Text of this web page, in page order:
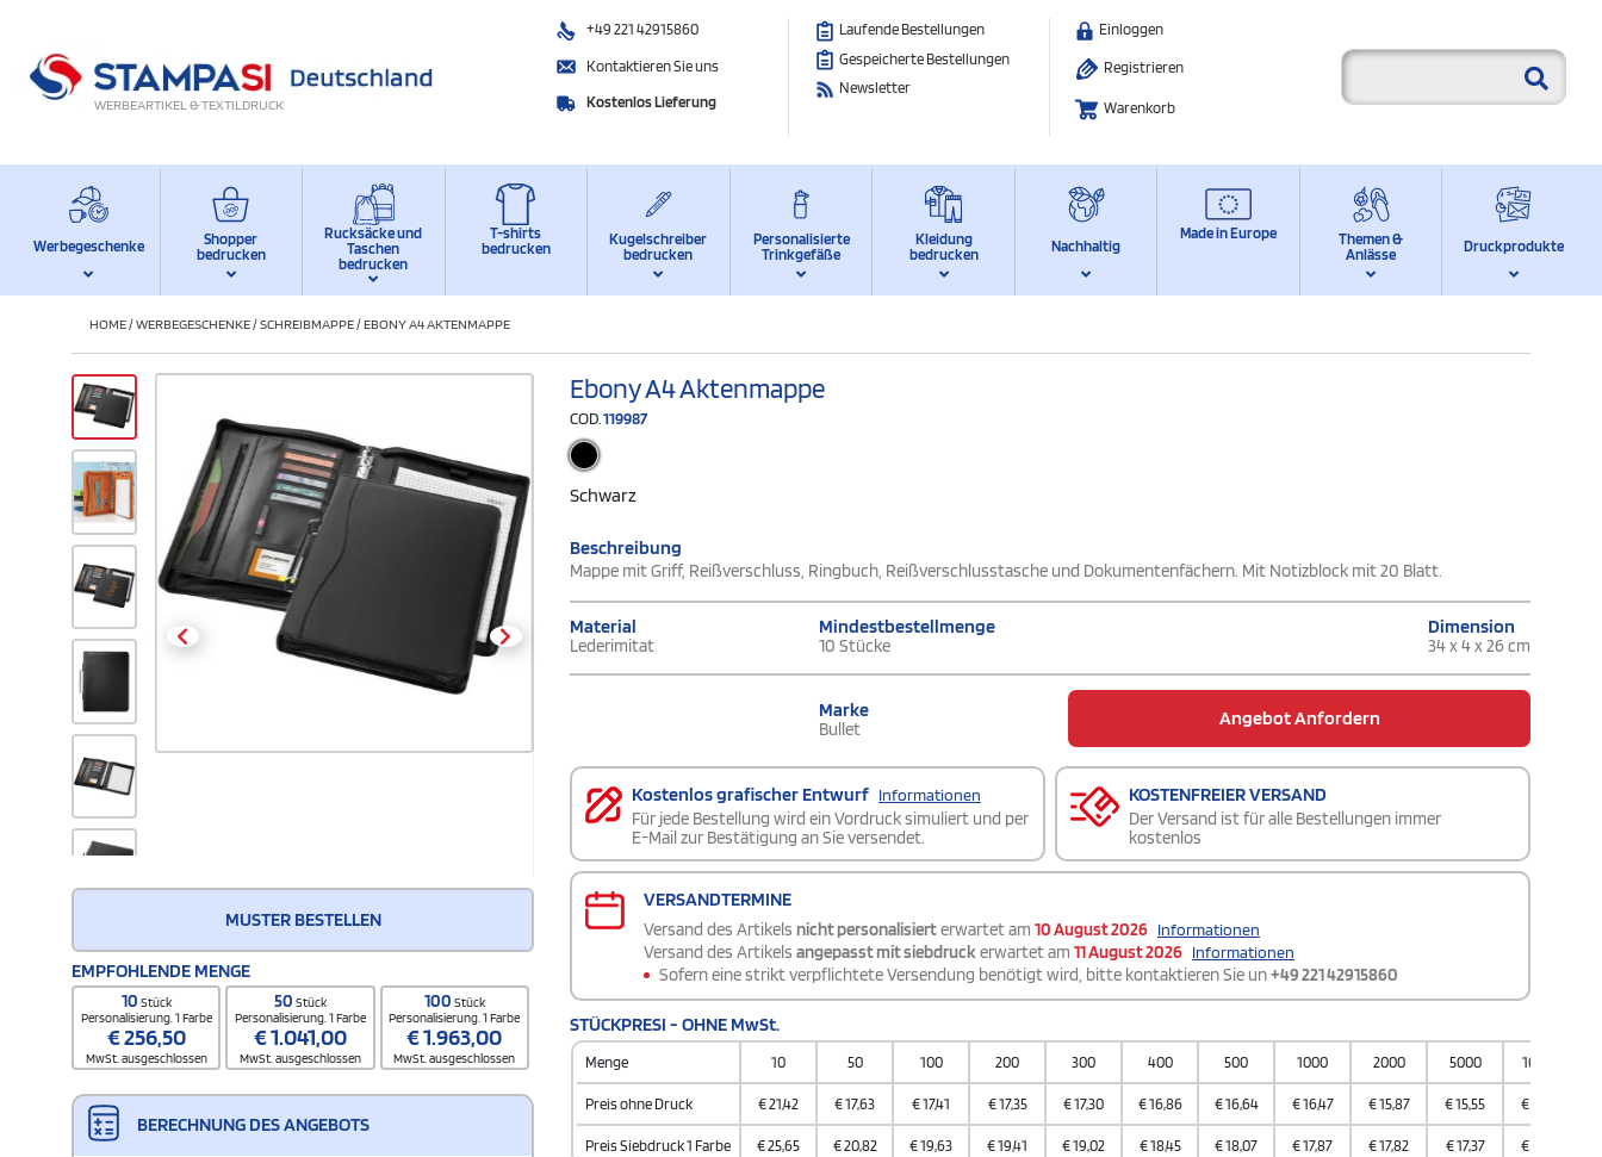
WERBEARTIKEL & TEXTILDRUCK
+49 221 42915860
Kontaktieren Sie uns
Kostenlos Lieferung
Laufende Bestellungen
Gespeicherte Bestellungen
Newsletter
Einloggen
Registrieren
Warenkorb
Werbegeschenke
Shopper
bedrucken
Rucksäcke und
Taschen
bedrucken
T-shirts
bedrucken
Kugelschreiber
bedrucken
Personalisierte
Trinkgefäße
Kleidung
bedrucken
Nachhaltig
Made in Europe
Themen &
Anlässe
Druckprodukte
HOME/WERBEGESCHENKE/SCHREIBMAPPE/EBONY A4 AKTENMAPPE
MUSTER BESTELLEN
EMPFOHLENDE MENGE
10 Stück
Personalisierung. 1 Farbe
€256,50
MwSt. ausgeschlossen
50 Stück
Personalisierung. 1 Farbe
€1.041,00
MwSt. ausgeschlossen
100 Stück
Personalisierung. 1 Farbe
€1.963,00
MwSt. ausgeschlossen
BERECHNUNG DES ANGEBOTS
Ebony A4 Aktenmappe
COD.119987
Schwarz
Beschreibung
Mappe mit Griff, Reißverschluss, Ringbuch, Reißverschlusstasche und Dokumentenfächern. Mit Notizblock mit 20 Blatt.
Material
Lederimitat
Mindestbestellmenge
10 Stücke
Dimension
34 x 4 x 26 cm
Marke
Bullet Angebot Anfordern
Kostenlos grafischer Entwurf Informationen
Für jede Bestellung wird ein Vordruck simuliert und per
E-Mail zur Bestätigung an Sie versendet.
KOSTENFREIER VERSAND
Der Versand ist für alle Bestellungen immer
kostenlos
VERSANDTERMINE
Versand des Artikels nicht personalisierterwartet am 10 August 2026 Informationen
Versand des Artikels angepasst mit siebdruckerwartet am 11 August 2026 Informationen
Sofern eine strikt verpflichtete Versendung benötigt wird, bitte kontaktieren Sie un+49 221 42915860
STÜCKPRESI - OHNE MwSt.
Menge 10 50 100 200 300 400 500 1000 2000 5000 10000
Preis ohne Druck €21,42 €17,63 €17,41 €17,35 €17,30 €16,86 €16,64 €16,47 €15,87 €15,55 €
Preis Siebdruck 1 Farbe €25,65 €20,82 €19,63 €19,41 €19,02 €18,45 €18,07 €17,87 €17,82 €17,37 €